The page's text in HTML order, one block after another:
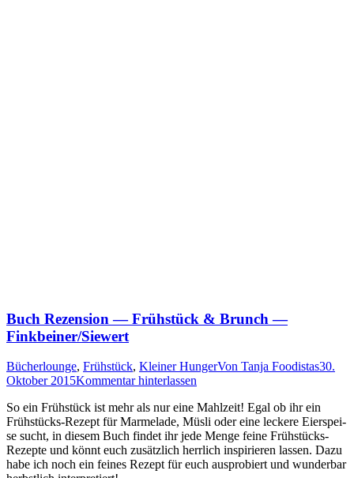
Buch Rezension — Frühstück & Brunch —
Finkbeiner/Siewert
Bücherlounge, Frühstück, Kleiner HungerVon Tanja Foodistas30.
Oktober 2015Kommentar hinterlassen
So ein Früh­stück ist mehr als nur eine Mahl­zeit! Egal ob ihr ein
Früh­stücks-Rezept für Mar­me­la­de, Müs­li oder eine lecke­re Eier­spei­
se sucht, in die­sem Buch fin­det ihr jede Men­ge fei­ne Früh­stücks-
Rezep­te und könnt euch zusätz­lich herr­lich inspi­rie­ren las­sen. Dazu
habe ich noch ein fei­nes Rezept für euch aus­pro­biert und wun­der­bar